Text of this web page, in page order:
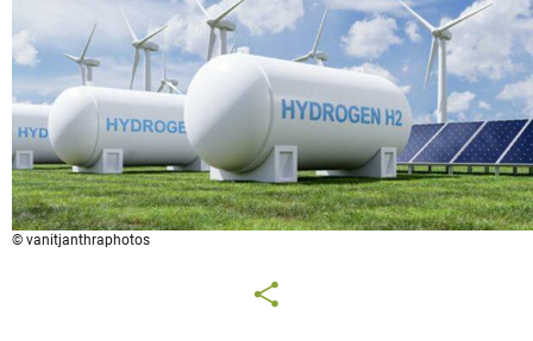
© vanitjanthraphotos